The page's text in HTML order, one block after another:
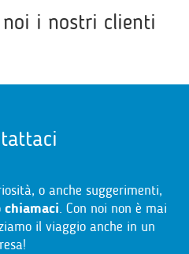
i nostri clienti
o anche suggerimenti,
chiamaci. Con noi non è mai
il viaggio anche in un